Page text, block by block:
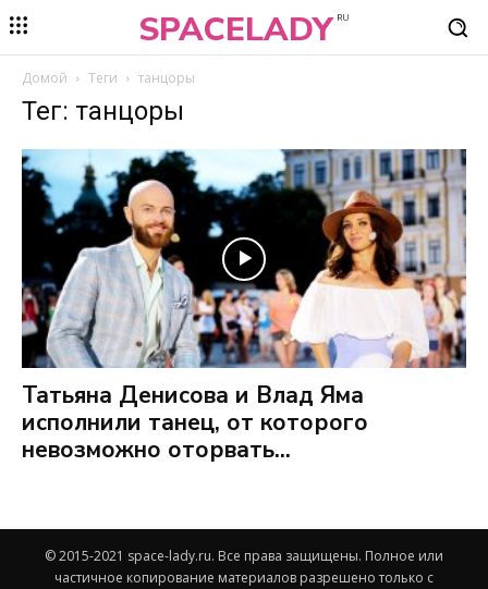
SPACELADY RU
Домой Теги танцоры
Тег: танцоры
Татьяна Денисова и Влад Яма
исполнили танец, от которого
невозможно оторвать...
© 2015-2021 space-lady.ru. Все права защищены. Полное или
частичное копирование материалов разрешено только с